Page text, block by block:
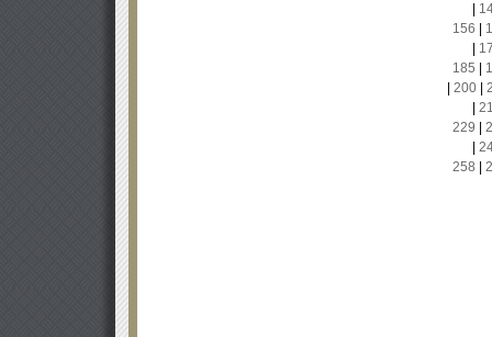
156
185
200|
229
258